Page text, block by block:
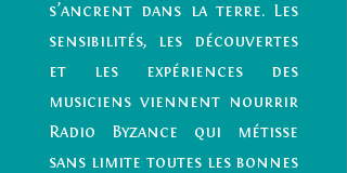
s’ancrent dans la terre. Les
sensibilités, les découvertes
et les expériences des
musiciens viennent nourrir
Radio Byzance qui métisse
sans limite toutes les bonnes